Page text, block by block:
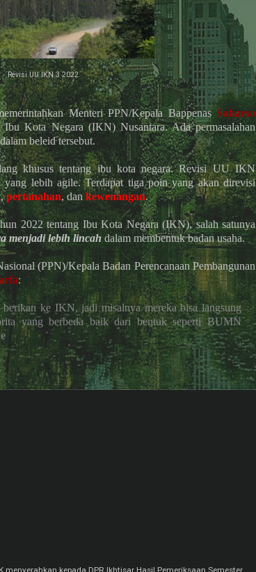
Revisi UU IKN 3 2022
Menteri PPN/Kepala Bappenas Suharso
Kota Negara (IKN) Nusantara. Ada permasalahan
beleid tersebut.
khusus tentang ibu kota negara. Revisi UU IKN
yang lebih agile. Terdapat tiga poin yang akan direvisi
,pertanahan, dan kewenangan.
2022 tentang Ibu Kota Negara (IKN), salah satunya
menjadi lebih lincah dalam membentuk badan usaha.
(PPN)/Kepala Badan Perencanaan Pembangunan
:
ke IKN, jadi misalnya mereka bisa langsung
yang berbeda baik dari bentuk seperti BUMN
menyerahkan kepada DPR Ikhtisar Hasil Pemeriksaan Semester